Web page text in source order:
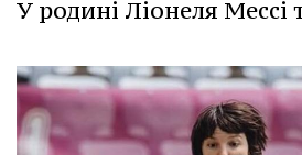
У родині Ліонеля Мессі